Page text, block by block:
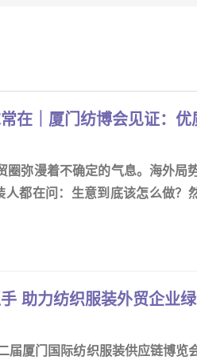
在｜厦门纺博会见证：
圈弥漫着不确定的气息。海外局
都在问：生意到底该怎么做？
助力纺织服装外贸企业
届厦门国际纺织服装供应链博览